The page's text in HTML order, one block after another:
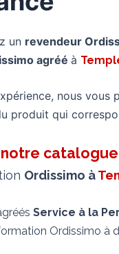
un revendeur
agréé à
nous vous
produit qui
Ordissimo à
Service à la
Ordissimo à